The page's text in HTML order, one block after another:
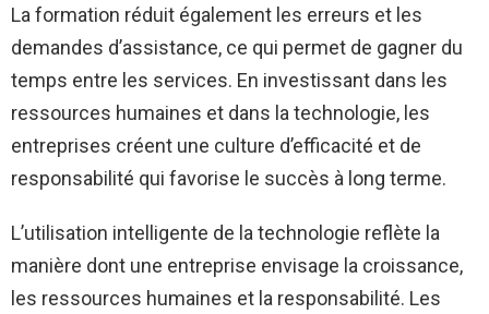
La formation réduit également les erreurs et les
demandes d’assistance, ce qui permet de gagner du
temps entre les services. En investissant dans les
ressources humaines et dans la technologie, les
entreprises créent une culture d’efficacité et de
responsabilité qui favorise le succès à long terme.
L’utilisation intelligente de la technologie reflète la
manière dont une entreprise envisage la croissance,
les ressources humaines et la responsabilité. Les